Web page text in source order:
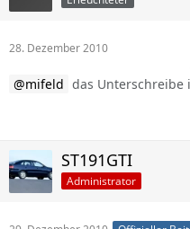
28. Dezember 2010
mifeld das Unterschreibe
ST191GTI
Administrator